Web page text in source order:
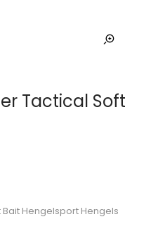
Tactical Soft
Hengelsport Hengels